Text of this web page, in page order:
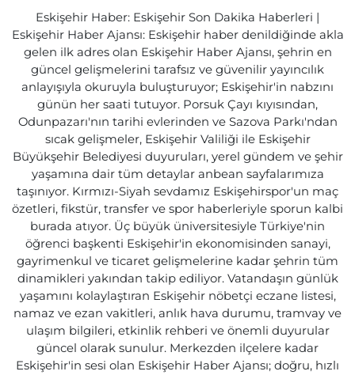
Eskişehir Haber: Eskişehir Son Dakika Haberleri |
Eskişehir Haber Ajansı: Eskişehir haber denildiğinde akla
gelen ilk adres olan Eskişehir Haber Ajansı, şehrin en
güncel gelişmelerini tarafsız ve güvenilir yayıncılık
anlayışıyla okuruyla buluşturuyor; Eskişehir'in nabzını
günün her saati tutuyor. Porsuk Çayı kıyısından,
Odunpazarı'nın tarihi evlerinden ve Sazova Parkı'ndan
sıcak gelişmeler, Eskişehir Valiliği ile Eskişehir
Büyükşehir Belediyesi duyuruları, yerel gündem ve şehir
yaşamına dair tüm detaylar anbean sayfalarımıza
taşınıyor. Kırmızı-Siyah sevdamız Eskişehirspor'un maç
özetleri, fikstür, transfer ve spor haberleriyle sporun kalbi
burada atıyor. Üç büyük üniversitesiyle Türkiye'nin
öğrenci başkenti Eskişehir'in ekonomisinden sanayi,
gayrimenkul ve ticaret gelişmelerine kadar şehrin tüm
dinamikleri yakından takip ediliyor. Vatandaşın günlük
yaşamını kolaylaştıran Eskişehir nöbetçi eczane listesi,
namaz ve ezan vakitleri, anlık hava durumu, tramvay ve
ulaşım bilgileri, etkinlik rehberi ve önemli duyurular
güncel olarak sunulur. Merkezden ilçelere kadar
Eskişehir'in sesi olan Eskişehir Haber Ajansı; doğru, hızlı